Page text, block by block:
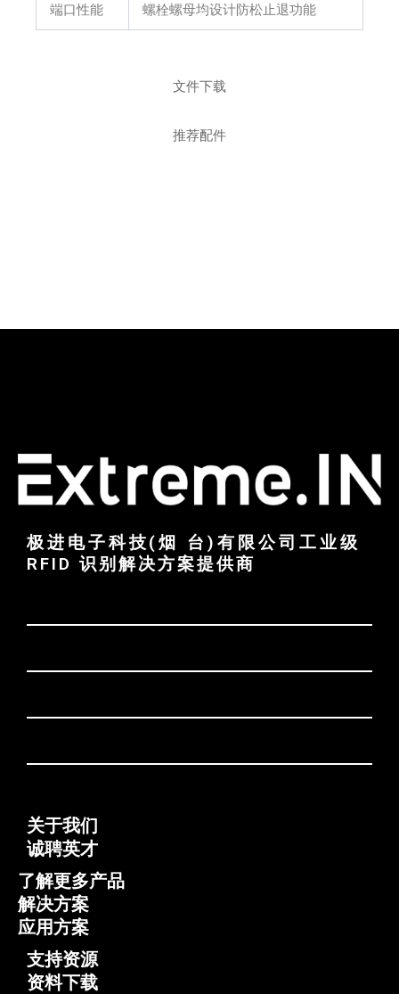
文件下载
推荐配件
端口性能 螺栓螺母均设计防松止退功能
极进电子科技(烟 台)有限公司工业级
RFID 识别解决方案提供商
关于我们
诚聘英才
了解更多产品
解决方案
应用方案
支持资源
资料下载